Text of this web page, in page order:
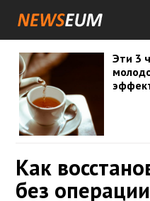
Эти 3
Как
без